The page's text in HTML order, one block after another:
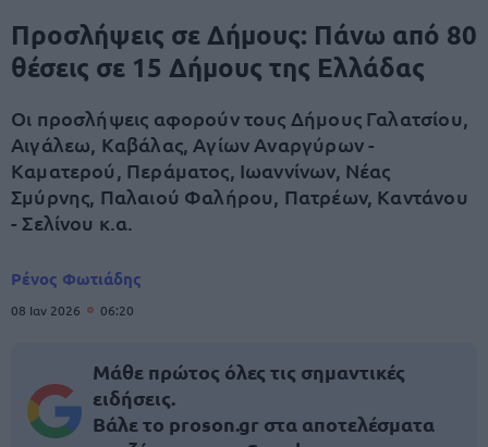
Προσλήψεις σε Δήμους: Πάνω από 80
θέσεις σε 15 Δήμους της Ελλάδας
Οι προσλήψεις αφορούν τους Δήμους Γαλατσίου,
Αιγάλεω, Καβάλας, Αγίων Αναργύρων -
Καματερού, Περάματος, Ιωαννίνων, Νέας
Σμύρνης, Παλαιού Φαλήρου, Πατρέων, Καντάνου
- Σελίνου κ.α.
Ρένος Φωτιάδης
08 Ιαν 2026 06:20
Μάθε πρώτος όλες τις σημαντικές
ειδήσεις.
Βάλε το proson.gr στα αποτελέσματα